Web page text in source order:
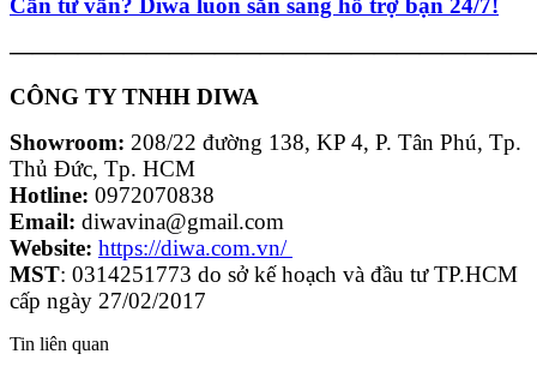
Cần tư vấn? Diwa luôn sẵn sàng hỗ trợ bạn 24/7!
CÔNG TY TNHH DIWA
Showroom: 208/22 đường 138, KP 4, P. Tân Phú, Tp.
Thủ Đức, Tp. HCM
Hotline: 0972070838
Email: diwavina@gmail.com
Website: https://diwa.com.vn/
MST: 0314251773 do sở kế hoạch và đầu tư TP.HCM
cấp ngày 27/02/2017
Tin liên quan